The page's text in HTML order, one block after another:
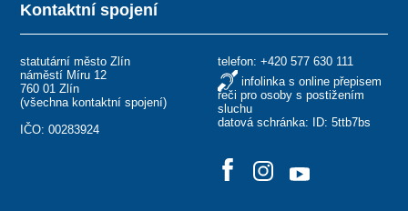
Kontaktní spojení
statutární město Zlín
náměstí Míru 12
760 01 Zlín
(všechna kontaktní spojení)
IČO: 00283924
telefon: +420 577 630 111
infolinka s online přepisem
řeči pro osoby s postižením
sluchu
datová schránka: ID: 5ttb7bs